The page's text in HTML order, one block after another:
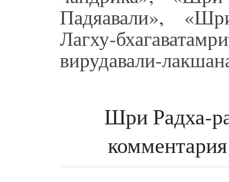
Падяавали»,
Лагху-
вирудавали-
Шри Радха-